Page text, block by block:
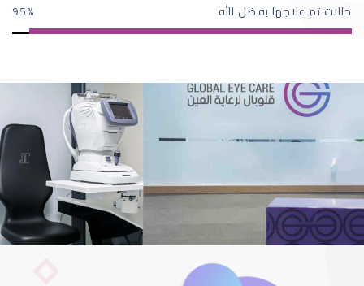
حالات تم علاجها بفضل الله 95